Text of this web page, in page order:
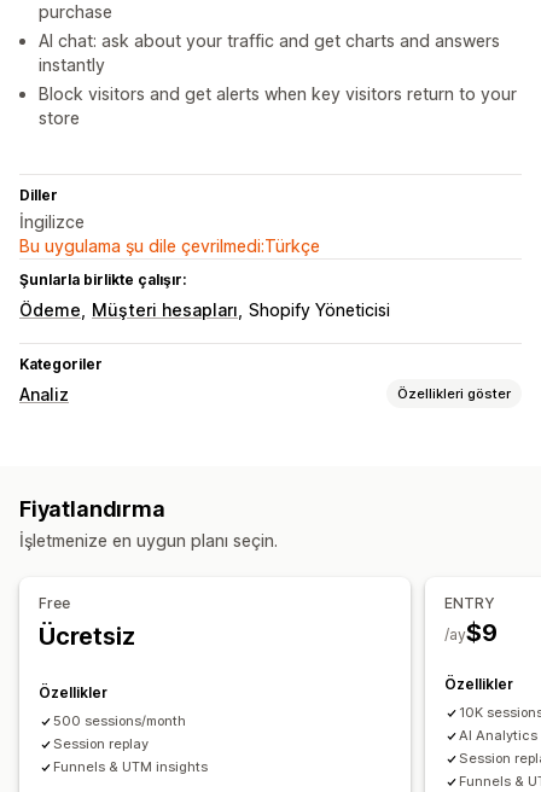
purchase
AI chat: ask about your traffic and get charts and answers
instantly
Block visitors and get alerts when key visitors return to your
store
Diller
İngilizce
Bu uygulama şu dile çevrilmedi:Türkçe
Şunlarla birlikte çalışır:
Ödeme Müşteri hesapları Shopify Yöneticisi
Kategoriler
Analiz Özellikleri göster
Oturum tekrarı Yeniden oynatma filtresi
Sayfa görüntülemeleri Ziyaretçi IP’si
Pazarlama ve satış
Ödeme analizleri
Huni analizi UTM takibi
Piksel takibi
Fiyatlandırma
İşletmenize en uygun planı seçin.
Free
Ücretsiz
Özellikler
500 sessions/month
Session replay
Funnels & UTM insights
ENTRY
$9
/ay
Özellikler
10K
AI
Session
Funnels &